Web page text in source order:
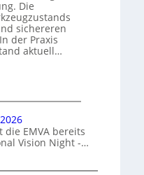
Die
sichereren
der Praxis
aktuell…
die EMVA bereits
Vision Night -…